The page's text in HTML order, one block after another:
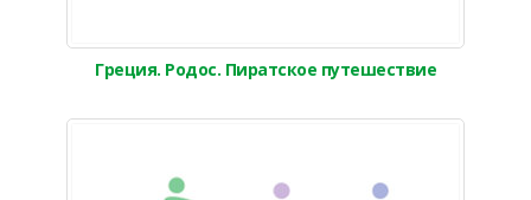
Греция. Родос. Пиратское путешествие